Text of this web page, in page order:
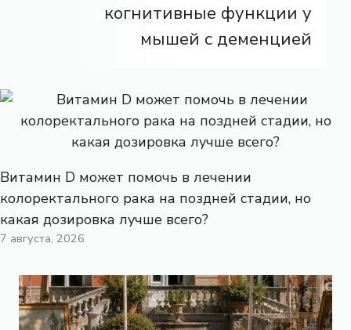
когнитивные функции у
мышей с деменцией
Витамин D может помочь в лечении
колоректального рака на поздней стадии, но
какая дозировка лучше всего?
7 августа, 2026